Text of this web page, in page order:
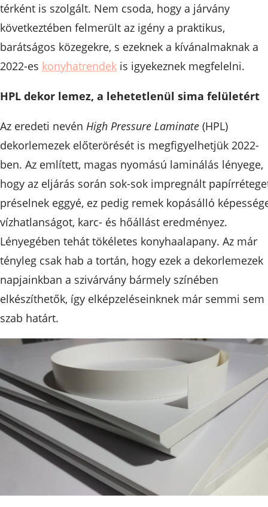
térként is szolgált. Nem csoda, hogy a járvány
következtében felmerült az igény a praktikus,
barátságos közegekre, s ezeknek a kívánalmaknak a
2022-es konyhatrendek is igyekeznek megfelelni.
HPL dekor lemez, a lehetetlenül sima felületért
Az eredeti nevén High Pressure Laminate (HPL)
dekorlemezek előterörését is megfigyelhetjük 2022-
ben. Az említett, magas nyomású laminálás lényege,
hogy az eljárás során sok-sok impregnált
préselnek eggyé, ez pedig remek kopásálló
vízhatlanságot, karc- és hőállást eredményez.
Lényegében tehát tökéletes konyhaalapany. Az már
tényleg csak hab a tortán, hogy ezek a dekorlemezek
napjainkban a szivárvány bármely színében
elkészíthetők, így elképzeléseinknek már semmi sem
szab határt.